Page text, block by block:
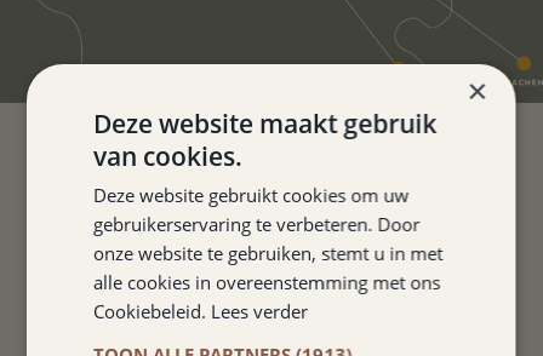
SCHÖNE SAUBERE ZIMMER
UND AUSGEZEICHNETES
FRÜHSTÜCK. FAHRRÄDER
KÖNNEN IN EINEM
ABGESCHLOSSENEN RAUM
×
Deze website maakt gebruik
van cookies.
Deze website gebruikt cookies om uw
gebruikerservaring te verbeteren. Door
onze website te gebruiken, stemt u in met
alle cookies in overeenstemming met ons
Cookiebeleid. Lees verder